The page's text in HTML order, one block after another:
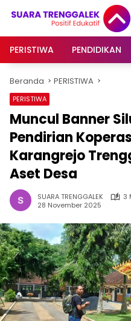
PERISTIWA
PENDIDIKAN
Beranda PERISTIWA
PERISTIWA
Muncul Banner
Pendirian
Karangrejo
Aset Desa
SUARA TRENGGALEK
3
28 November 2025